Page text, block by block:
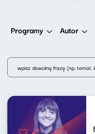
Programy Autor